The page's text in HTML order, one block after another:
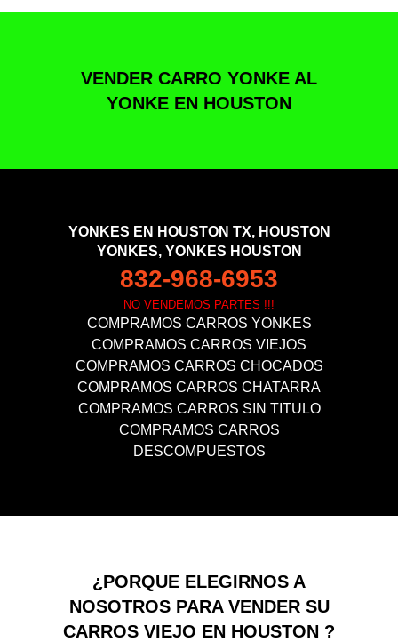
VENDER CARRO YONKE AL
YONKE EN HOUSTON
YONKES EN HOUSTON TX, HOUSTON
YONKES, YONKES HOUSTON
832-968-6953
NO VENDEMOS PARTES !!!
COMPRAMOS CARROS YONKES
COMPRAMOS CARROS VIEJOS
COMPRAMOS CARROS CHOCADOS
COMPRAMOS CARROS CHATARRA
COMPRAMOS CARROS SIN TITULO
COMPRAMOS CARROS
DESCOMPUESTOS
¿PORQUE ELEGIRNOS A
NOSOTROS PARA VENDER SU
CARROS VIEJO EN HOUSTON ?